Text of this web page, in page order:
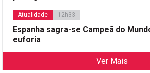
Atualidade 12h33
Espanha sagra-se Campeã do
euforia
Ver Mais